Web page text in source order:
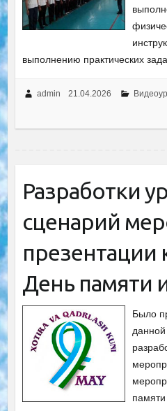
выполнению практических
admin 21.04.2026
Разработки
сценарий
презентации
День памяти
Было
памяти